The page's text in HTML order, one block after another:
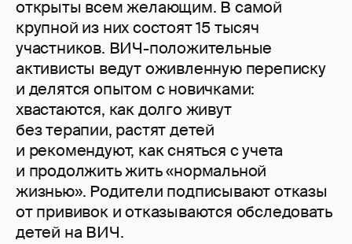
открыты всем желающим. В самой
крупной из них состоят 15 тысяч
участников. ВИЧ-положительные
активисты ведут оживленную переписку
и делятся опытом с новичками:
хвастаются, как долго живут
без терапии, растят детей
и рекомендуют, как сняться с учета
и продолжить жить «нормальной
жизнью». Родители подписывают отказы
от прививок и отказываются обследовать
детей на ВИЧ.